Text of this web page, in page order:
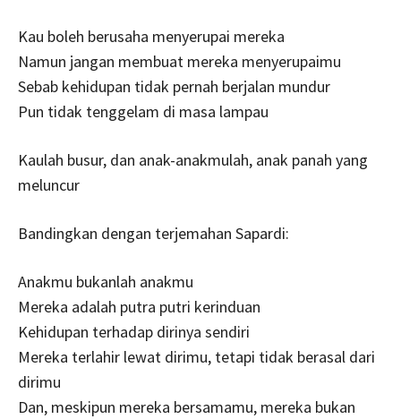
Kau boleh berusaha menyerupai mereka
Namun jangan membuat mereka menyerupaimu
Sebab kehidupan tidak pernah berjalan mundur
Pun tidak tenggelam di masa lampau
Kaulah busur, dan anak-anakmulah, anak panah yang
meluncur
Bandingkan dengan terjemahan Sapardi:
Anakmu bukanlah anakmu
Mereka adalah putra putri kerinduan
Kehidupan terhadap dirinya sendiri
Mereka terlahir lewat dirimu, tetapi tidak berasal dari
dirimu
Dan, meskipun mereka bersamamu, mereka bukan